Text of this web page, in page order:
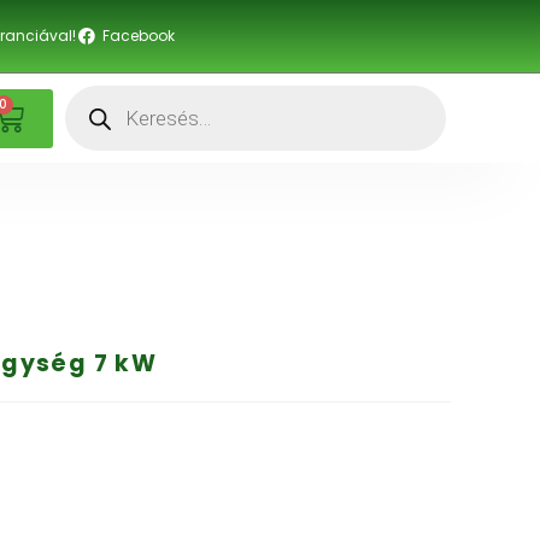
Facebook
0
7 kW